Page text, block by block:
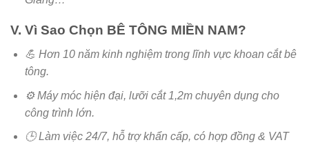
V. Vì Sao Chọn BÊ TÔNG MIỀN NAM?
💪 Hơn 10 năm kinh nghiệm trong lĩnh vực khoan cắt bê
tông.
⚙️ Máy móc hiện đại, lưỡi cắt 1,2m chuyên dụng cho
công trình lớn.
🕒 Làm việc 24/7, hỗ trợ khẩn cấp, có hợp đồng & VAT